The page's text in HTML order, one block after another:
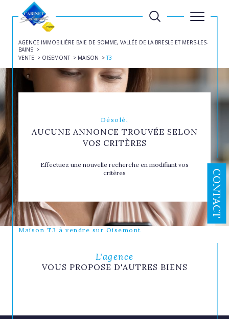
CONTACT
AGENCE IMMOBILIÈRE BAIE DE SOMME, VALLÉE DE LA BRESLE ET MERS-LES-
BAINS
VENTE
OISEMONT MAISON T3
Désolé,
AUCUNE ANNONCE TROUVÉE SELON
VOS CRITÈRES
Effectuez une nouvelle recherche en modifiant vos
critères
Maison T3 à vendre sur Oisemont
L'agence
VOUS PROPOSE D'AUTRES BIENS